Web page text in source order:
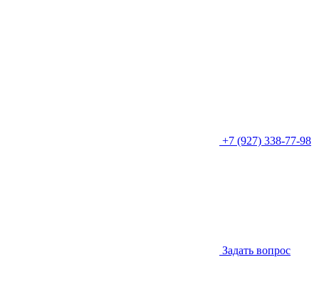
+7 (927) 338-77-98
Задать вопрос